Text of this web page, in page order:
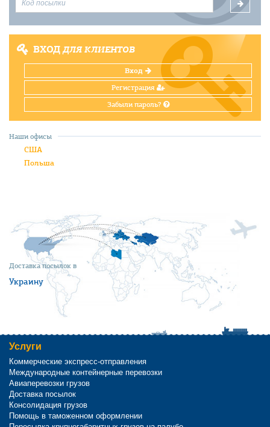
ВХОДДЛЯ КЛИЕНТОВ
Вход
Регистрация
Забыли пароль?
Доставка посылок в
Украину
Наши офисы
США
Польша
Услуги
Коммерческие экспресс-отправления
Международные контейнерные перевозки
Авиаперевозки грузов
Доставка посылок
Консолидация грузов
Помощь в таможенном оформлении